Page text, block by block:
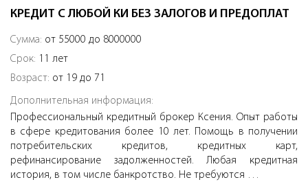
КРЕДИТ С ЛЮБОЙ КИ БЕЗ ЗАЛОГОВ И ПРЕДОПЛАТ
Сумма: от 55000 до 8000000
Срок: 11 лет
Возраст: от 19 до 71
Дополнительная информация:
Профессиональный кредитный брокер Ксения. Опыт работы
в сфере кредитования более 10 лет. Помощь в получении
потребительских кредитов, кредитных карт,
рефинансирование задолженностей. Любая кредитная
история, в том числе банкротство. Не требуются …